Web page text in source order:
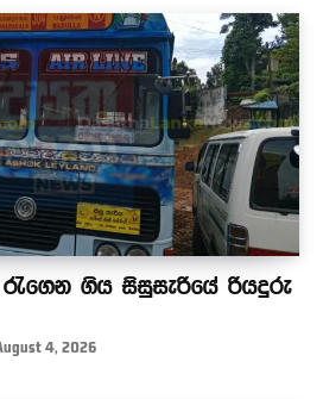
ගිය සිසුසැරියේ රියදුරු
4, 2026